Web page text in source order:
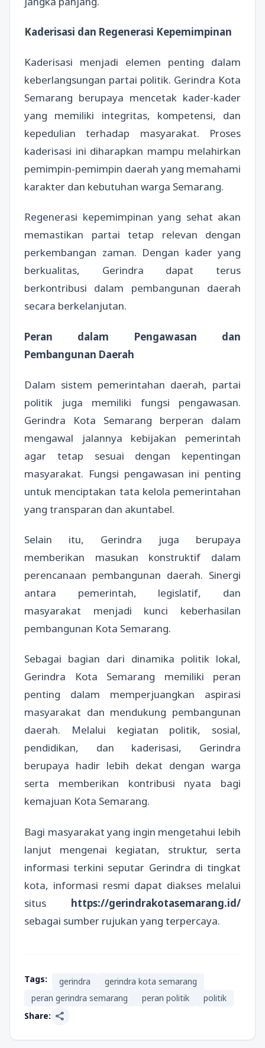
Kaderisasi dan Regenerasi Kepemimpinan
Kaderisasi menjadi elemen penting dalam
keberlangsungan partai politik. Gerindra Kota
Semarang berupaya mencetak kader-kader
yang memiliki integritas, kompetensi, dan
kepedulian terhadap masyarakat. Proses
kaderisasi ini diharapkan mampu melahirkan
pemimpin-pemimpin daerah yang memahami
karakter dan kebutuhan warga Semarang.
Regenerasi kepemimpinan yang sehat akan
memastikan partai tetap relevan dengan
perkembangan zaman. Dengan kader yang
berkualitas, Gerindra dapat terus
berkontribusi dalam pembangunan daerah
secara berkelanjutan.
Peran dalam Pengawasan dan
Pembangunan Daerah
Dalam sistem pemerintahan daerah, partai
politik juga memiliki fungsi pengawasan.
Gerindra Kota Semarang berperan dalam
mengawal jalannya kebijakan pemerintah
agar tetap sesuai dengan kepentingan
masyarakat. Fungsi pengawasan ini penting
untuk menciptakan tata kelola pemerintahan
yang transparan dan akuntabel.
Selain itu, Gerindra juga berupaya
memberikan masukan konstruktif dalam
perencanaan pembangunan daerah. Sinergi
antara pemerintah, legislatif, dan
masyarakat menjadi kunci keberhasilan
pembangunan Kota Semarang.
Sebagai bagian dari dinamika politik lokal,
Gerindra Kota Semarang memiliki peran
penting dalam memperjuangkan aspirasi
masyarakat dan mendukung pembangunan
daerah. Melalui kegiatan politik, sosial,
pendidikan, dan kaderisasi, Gerindra
berupaya hadir lebih dekat dengan warga
serta memberikan kontribusi nyata bagi
kemajuan Kota Semarang.
Bagi masyarakat yang ingin mengetahui lebih
lanjut mengenai kegiatan, struktur, serta
informasi terkini seputar Gerindra di tingkat
kota, informasi resmi dapat diakses melalui
situs https://gerindrakotasemarang.id/
sebagai sumber rujukan yang terpercaya.
Tags: gerindra
gerindra kota semarang
peran gerindra semarang
peran politik
politik
Share: share